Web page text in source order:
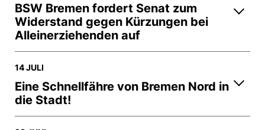
BSW Bremen fordert Senat zum
Widerstand gegen Kürzungen bei
Alleinerziehenden auf
14 JULI
Eine Schnellfähre von Bremen Nord in
die Stadt!